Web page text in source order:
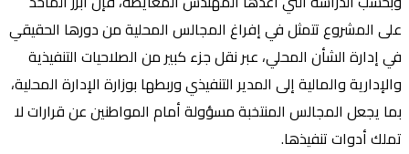
على المشروع تتمثل في إفراغ المجالس المحلية من دورها الحقيقي
في إدارة الشأن المحلي، عبر نقل جزء كبير من الصلاحيات التنفيذية
والإدارية والمالية إلى المدير التنفيذي وربطها بوزارة الإدارة المحلية،
بما يجعل المجالس المنتخبة مسؤولة أمام المواطنين عن قرارات لا
تملك أدوات تنفيذها.